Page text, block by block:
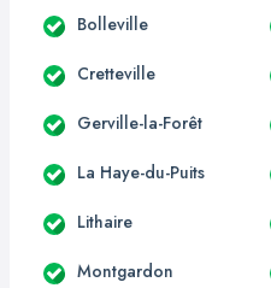
Bolleville
Cretteville
Gerville-la-Forêt
La Haye-du-Puits
Lithaire
Montgardon